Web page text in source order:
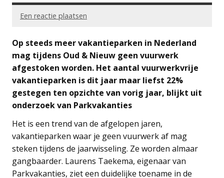
Een reactie plaatsen
Op steeds meer vakantieparken in Nederland
mag tijdens Oud & Nieuw geen vuurwerk
afgestoken worden. Het aantal vuurwerkvrije
vakantieparken is dit jaar maar liefst 22%
gestegen ten opzichte van vorig jaar, blijkt uit
onderzoek van Parkvakanties
Het is een trend van de afgelopen jaren,
vakantieparken waar je geen vuurwerk af mag
steken tijdens de jaarwisseling. Ze worden almaar
gangbaarder. Laurens Taekema, eigenaar van
Parkvakanties, ziet een duidelijke toename in de